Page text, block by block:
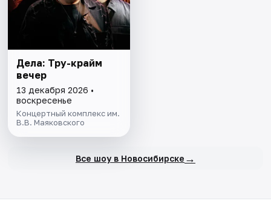
Дела: Тру-крайм
вечер
13 декабря 2026 •
воскресенье
Концертный комплекс им.
В.В. Маяковского
Все шоу в Новосибирске →